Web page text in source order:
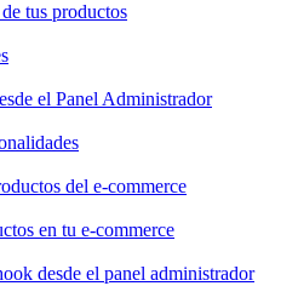
tus productos
el Panel Administrador
del e-commerce
en tu e-commerce
desde el panel administrador